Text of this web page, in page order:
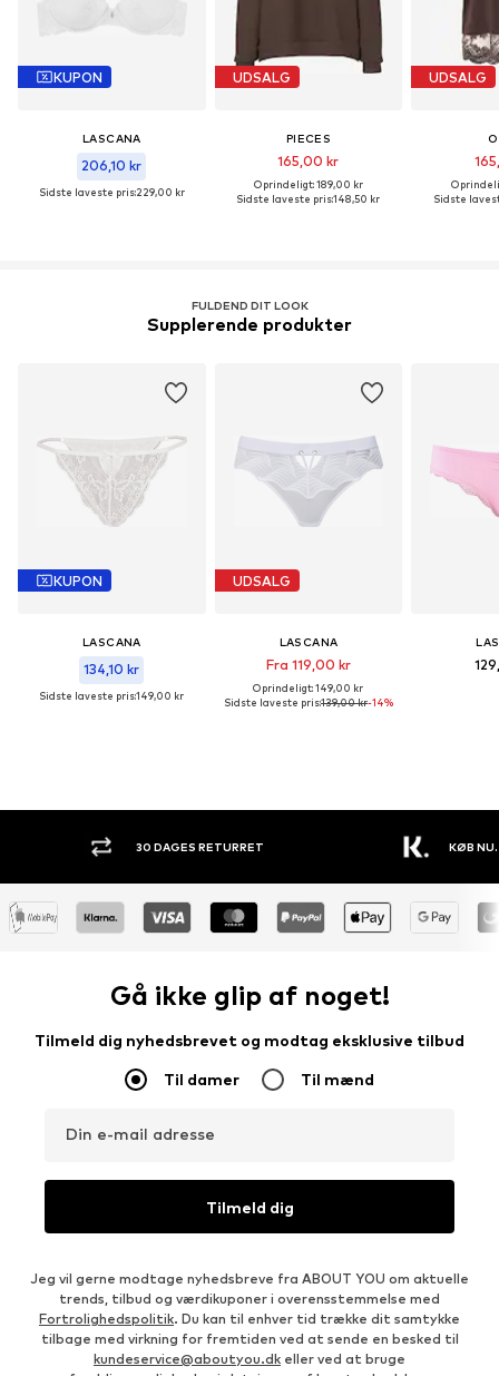
KUPON
LASCANA
206,10 kr
Sidste laveste pris:229,00 kr
UDSALG
PIECES
165,00 kr
Oprindeligt: 189,00 kr
Sidste laveste pris:148,50 kr
UDSALG
Sidste
FULDEND DIT LOOK
Supplerende produkter
KUPON
LASCANA
134,10 kr
Sidste laveste pris:149,00 kr
UDSALG
LASCANA
Fra 119,00 kr
Oprindeligt: 149,00 kr
Sidste laveste pris:139,00 kr-14%
30 DAGES RETURRET KØB NU.
Gå ikke glip af noget!
Tilmeld dig nyhedsbrevet og modtag eksklusive tilbud
Til damer Til mænd
Din e-mail adresse
Tilmeld dig
Jeg vil gerne modtage nyhedsbreve fra ABOUT YOU om aktuelle
trends, tilbud og værdikuponer i overensstemmelse med
Fortrolighedspolitik. Du kan til enhver tid trække dit samtykke
tilbage med virkning for fremtiden ved at sende en besked til
kundeservice@aboutyou.dk eller ved at bruge